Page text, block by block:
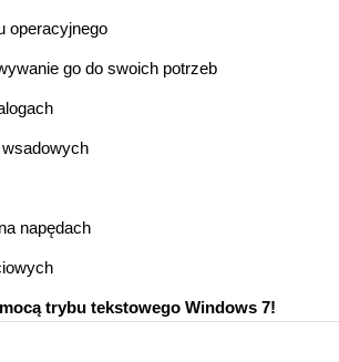
operacyjnego
go do swoich potrzeb
napędach
trybu tekstowego Windows 7!